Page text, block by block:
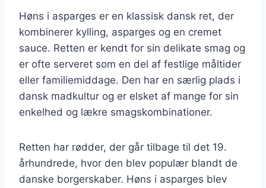
Høns i asparges er en klassisk dansk ret, der
kombinerer kylling, asparges og en cremet
sauce. Retten er kendt for sin delikate smag og
er ofte serveret som en del af festlige måltider
eller familiemiddage. Den har en særlig plads i
dansk madkultur og er elsket af mange for sin
enkelhed og lækre smagskombinationer.
Retten har rødder, der går tilbage til det 19.
århundrede, hvor den blev populær blandt de
danske borgerskaber. Høns i asparges blev